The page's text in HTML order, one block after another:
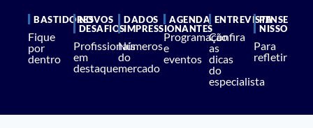
BASTIDORES
Fique
por
dentro
NOVOS
DESAFIOS
Profissionais
em
destaque
DADOS
IMPRESSIONANTES
Números
do
mercado
AGENDA
Programação
e
eventos
ENTREVISTA
Confira
as
dicas
do
especialista
PENSE
NISSO
Para
refletir